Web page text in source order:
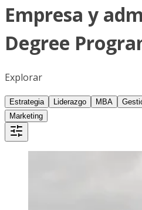
Empresa y
Degree
Explorar
Estrategia Liderazgo MBA
Marketing